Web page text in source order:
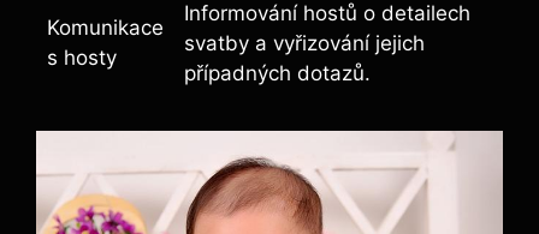
Komunikace
s hosty
Informování hostů o detailech
svatby a vyřizování jejich
případných dotazů.